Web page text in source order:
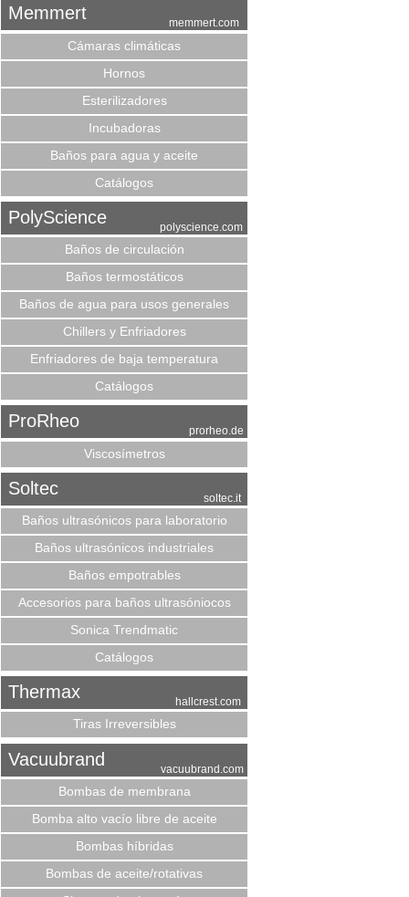
Memmert memmert.com
Cámaras climáticas
Hornos
Esterilizadores
Incubadoras
Baños para agua y aceite
Catálogos
PolyScience polyscience.com
Baños de circulación
Baños termostáticos
Baños de agua para usos generales
Chillers y Enfriadores
Enfriadores de baja temperatura
Catálogos
ProRheo prorheo.de
Viscosímetros
Soltec soltec.it
Baños ultrasónicos para laboratorio
Baños ultrasónicos industriales
Baños empotrables
Accesorios para baños ultrasóniocos
Sonica Trendmatic
Catálogos
Thermax hallcrest.com
Tiras Irreversibles
Vacuubrand vacuubrand.com
Bombas de membrana
Bomba alto vacío libre de aceite
Bombas híbridas
Bombas de aceite/rotativas